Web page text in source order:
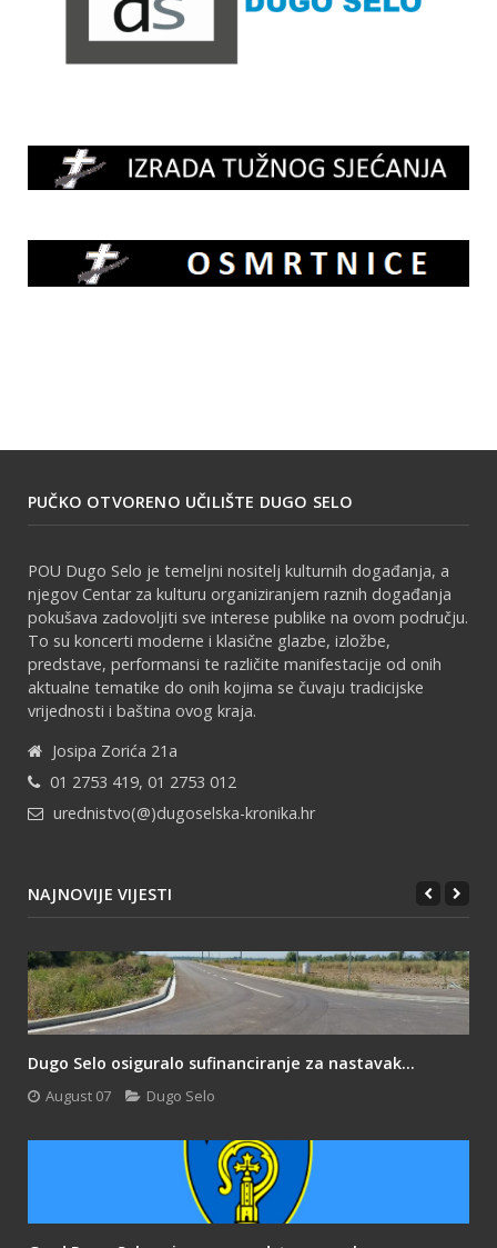
PUČKO OTVORENO UČILIŠTE DUGO SELO
POU Dugo Selo je temeljni nositelj kulturnih događanja, a
njegov Centar za kulturu organiziranjem raznih događanja
pokušava zadovoljiti sve interese publike na ovom području.
To su koncerti moderne i klasične glazbe, izložbe,
predstave, performansi te različite manifestacije od onih
aktualne tematike do onih kojima se čuvaju tradicijske
vrijednosti i baština ovog kraja.
Josipa Zorića 21a
01 2753 419, 01 2753 012
urednistvo(@)dugoselska-kronika.hr
NAJNOVIJE VIJESTI
Dugo Selo osiguralo sufinanciranje za nastavak...
August 07 Dugo Selo